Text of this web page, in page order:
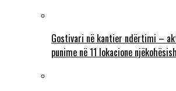
Gostivari në kantier ndërtimi –
punime në 11 lokacione